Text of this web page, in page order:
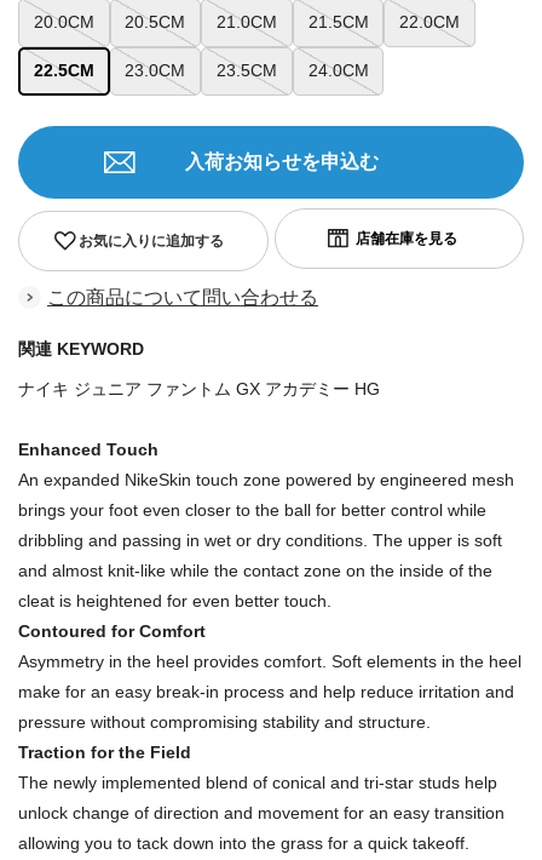
20.0CM 20.5CM 21.0CM 21.5CM 22.0CM
22.5CM 23.0CM 23.5CM 24.0CM
お気に入りに追加する
入荷お知らせを申込む
この商品について問い合わせる
関連 KEYWORD
ナイキ ジュニア ファントム GX アカデミー HG
Enhanced Touch
An expanded NikeSkin touch zone powered by engineered mesh
brings your foot even closer to the ball for better control while
dribbling and passing in wet or dry conditions. The upper is soft
and almost knit-like while the contact zone on the inside of the
cleat is heightened for even better touch.
Contoured for Comfort
Asymmetry in the heel provides comfort. Soft elements in the heel
make for an easy break-in process and help reduce irritation and
pressure without compromising stability and structure.
Traction for the Field
The newly implemented blend of conical and tri-star studs help
unlock change of direction and movement for an easy transition
allowing you to tack down into the grass for a quick takeoff.